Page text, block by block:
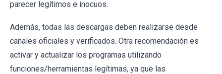
parecer legítimos e inocuos.
Además, todas las descargas deben realizarse desde
canales oficiales y verificados. Otra recomendación es
activar y actualizar los programas utilizando
funciones/herramientas legítimas, ya que las